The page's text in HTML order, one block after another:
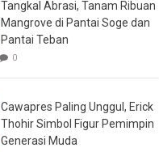
Tangkal Abrasi, Tanam Ribuan
Mangrove di Pantai Soge dan
Pantai Teban
0
Cawapres Paling Unggul, Erick
Thohir Simbol Figur Pemimpin
Generasi Muda